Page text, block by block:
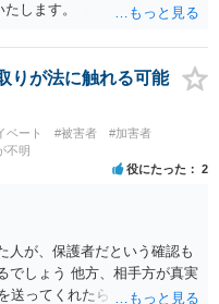
します。
りが法に触れる可能
ベート #被害者
#加害者
不明
役にたった 2
人が、保護者だという確認も
でしょう 他方、相手方が真実
送ってくれたら自慰行為など